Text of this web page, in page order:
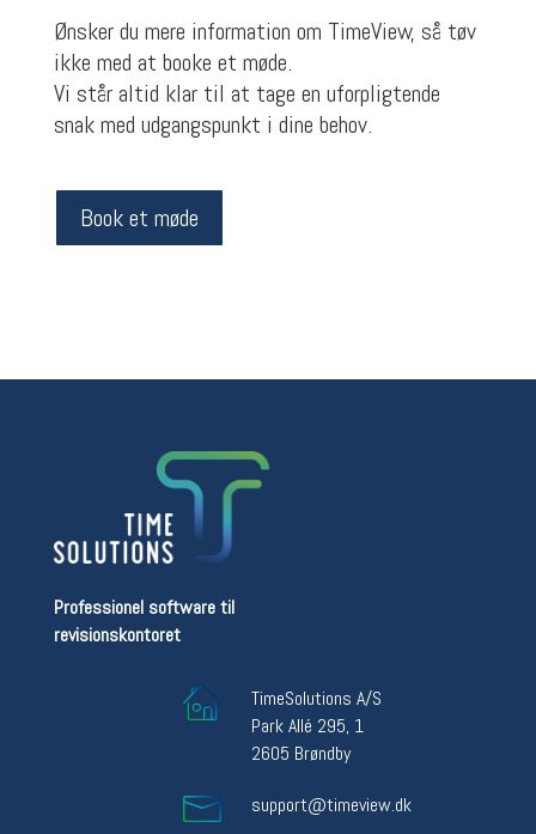
Ønsker du mere information om TimeView, så tøv
ikke med at booke et møde.
Vi står altid klar til at tage en uforpligtende
snak med udgangspunkt i dine behov.
Book et møde
Professionel software til
revisionskontoret
TimeSolutions A/S
Park Allé 295, 1
2605 Brøndby
support@timeview.dk